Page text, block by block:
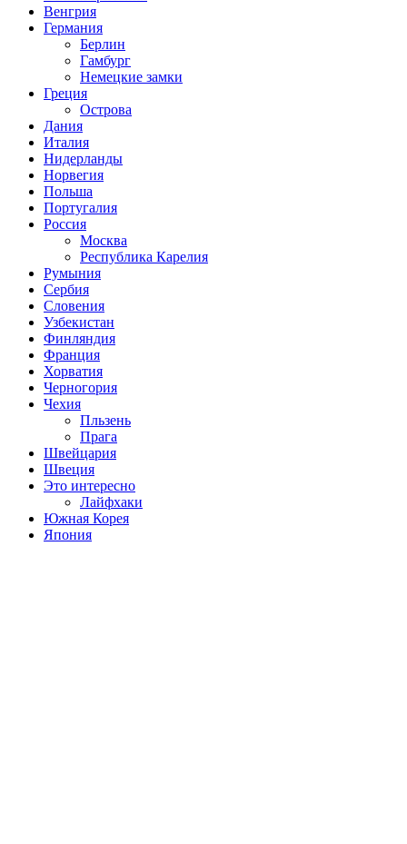
Венгрия
Германия
Берлин
Гамбург
Немецкие замки
Греция
Острова
Дания
Италия
Нидерланды
Норвегия
Польша
Португалия
Россия
Москва
Республика Карелия
Румыния
Сербия
Словения
Узбекистан
Финляндия
Франция
Хорватия
Черногория
Чехия
Пльзень
Прага
Швейцария
Швеция
Это интересно
Лайфхаки
Южная Корея
Япония